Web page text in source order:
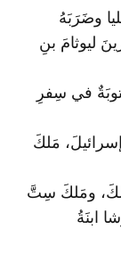
وضَرَبَهُ
ليوثامَ بنِ
في سِفرِ
مَلكَ
ومَلكَ سِتَّ
ابنَةُ